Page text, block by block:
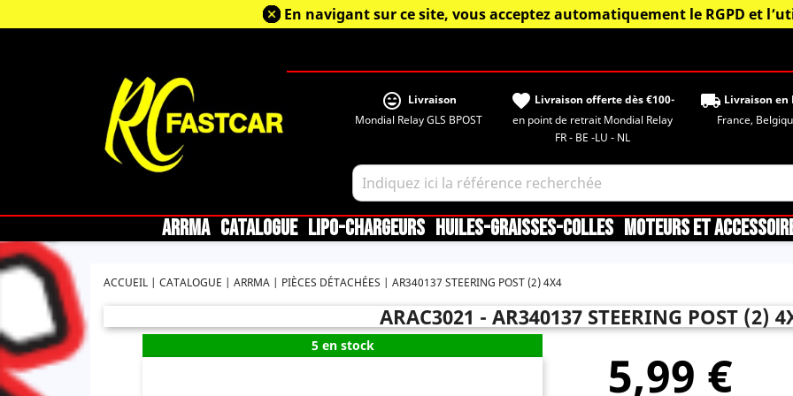
En navigant sur ce site, vous acceptez automatiquement le RGPD et
sentiment_very_satisfied Livraison
Mondial Relay GLS BPOST
favorite Livraison offerte dès €100-
en point de retrait Mondial Relay
FR - BE -LU - NL
local_shipping Livraison en
France,
ARRMA CATALOGUE LIPO-CHARGEURS HUILES-GRAISSES-COLLES MOTEURS ET
ACCUEIL CATALOGUE ARRMA PIÈCES DÉTACHÉES AR340137 STEERING POST (2) 4X4
ARAC3021 - AR340137 STEERING POST (2)
5 en stock
5,99 €